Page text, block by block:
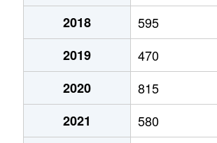
2018
595
2019
470
2020
815
2021
580